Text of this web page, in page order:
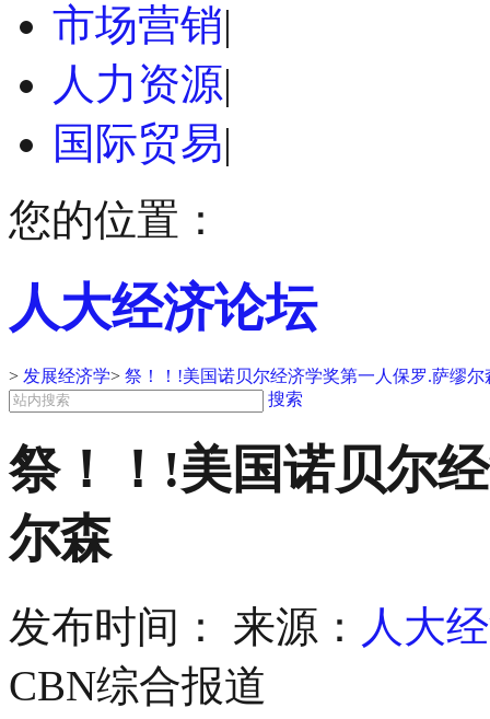
市场营销|
人力资源|
国际贸易|
您的位置：
人大经济论坛
> 发展经济学> 祭！！!美国诺贝尔经济学奖第一人保罗.萨缪尔
搜索
祭！！!美国诺贝尔
尔森
发布时间： 来源： 人大
CBN综合报道